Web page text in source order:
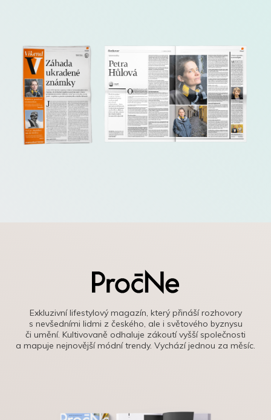
Exkluzivní lifestylový magazín, který přináší rozhovory
s nevšedními lidmi z českého, ale i světového byznysu
či umění. Kultivovaně odhaluje zákoutí vyšší společnosti
a mapuje nejnovější módní trendy. Vychází jednou za měsíc.